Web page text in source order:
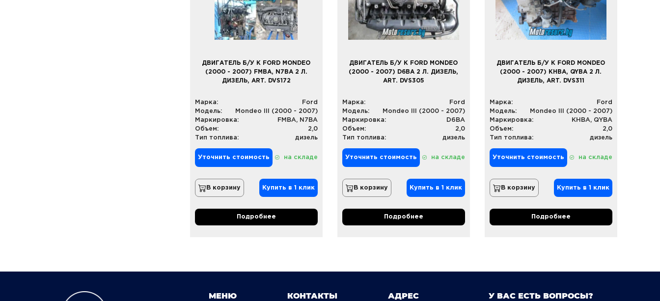
ДВИГАТЕЛЬ Б/У К FORD MONDEO
(2000 - 2007) FMBA, N7BA 2 Л.
ДИЗЕЛЬ, ART. DVS172
Марка:
Ford
Модель:
Mondeo III (2000 - 2007)
Маркировка:
FMBA, N7BA
Объем:
2,0
Тип топлива:
дизель
Уточнить стоимость на складе
В корзину Купить в 1 клик
Подробнее
ДВИГАТЕЛЬ Б/У К FORD MONDEO
(2000 - 2007) D6BA 2 Л. ДИЗЕЛЬ,
ART. DVS305
Марка:
Ford
Модель:
Mondeo III (2000 - 2007)
Маркировка:
D6BA
Объем:
2,0
Тип топлива:
дизель
Уточнить стоимость на складе
В корзину Купить в 1 клик
Подробнее
ДВИГАТЕЛЬ Б/У К FORD MONDEO
(2000 - 2007) KHBA, QYBA 2 Л.
ДИЗЕЛЬ, ART. DVS311
Марка:
Ford
Модель:
Mondeo III (2000 - 2007)
Маркировка:
KHBA, QYBA
Объем:
2,0
Тип топлива:
дизель
Уточнить стоимость на складе
В корзину Купить в 1 клик
Подробнее
МЕНЮ КОНТАКТЫ АДРЕС
У ВАС ЕСТЬ ВОПРОСЫ?